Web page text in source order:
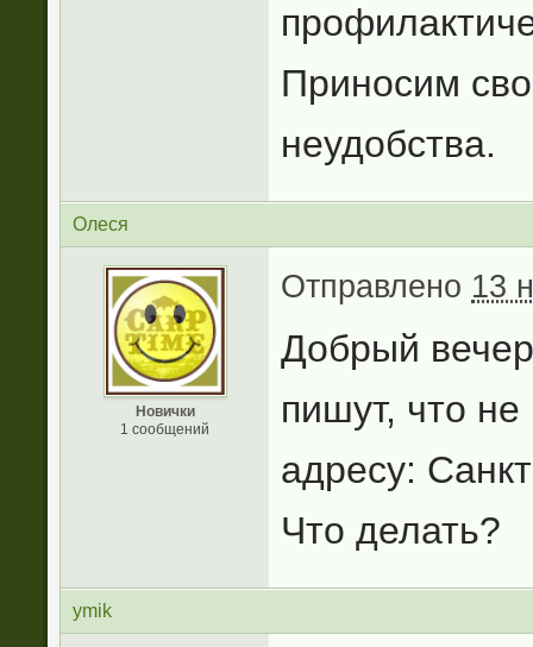
Приносим
неудобства.
Олеся
Новички
1 сообщений
Отправлено 13
Добрый
пишут, что не
адресу:
Что делать?
ymik